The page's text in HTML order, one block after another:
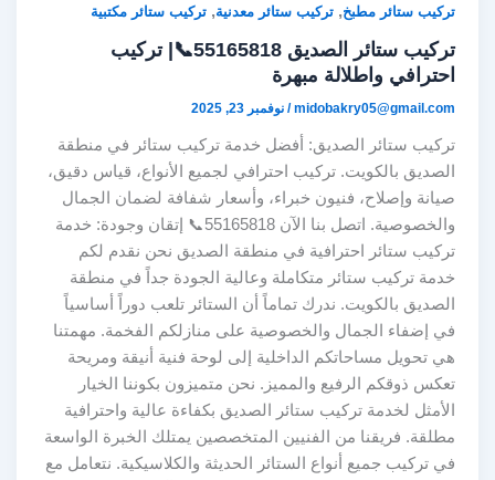
تركيب ستائر مطبخ,تركيب ستائر معدنية,تركيب ستائر مكتبية
تركيب ستائر الصديق 55165818📞| تركيب
احترافي واطلالة مبهرة
midobakry05@gmail.com
/نوفمبر 23, 2025
تركيب ستائر الصديق: أفضل خدمة تركيب ستائر في منطقة
الصديق بالكويت. تركيب احترافي لجميع الأنواع، قياس دقيق،
صيانة وإصلاح، فنيون خبراء، وأسعار شفافة لضمان الجمال
والخصوصية. اتصل بنا الآن 55165818📞 إتقان وجودة: خدمة
تركيب ستائر احترافية في منطقة الصديق نحن نقدم لكم
خدمة تركيب ستائر متكاملة وعالية الجودة جداً في منطقة
الصديق بالكويت. ندرك تماماً أن الستائر تلعب دوراً أساسياً
في إضفاء الجمال والخصوصية على منازلكم الفخمة. مهمتنا
هي تحويل مساحاتكم الداخلية إلى لوحة فنية أنيقة ومريحة
تعكس ذوقكم الرفيع والمميز. نحن متميزون بكوننا الخيار
الأمثل لخدمة تركيب ستائر الصديق بكفاءة عالية واحترافية
مطلقة. فريقنا من الفنيين المتخصصين يمتلك الخبرة الواسعة
في تركيب جميع أنواع الستائر الحديثة والكلاسيكية. نتعامل مع